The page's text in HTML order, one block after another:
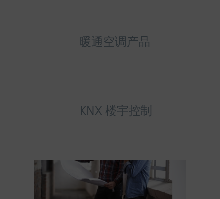
暖通空调产品
KNX 楼宇控制
HIT提供对产品信